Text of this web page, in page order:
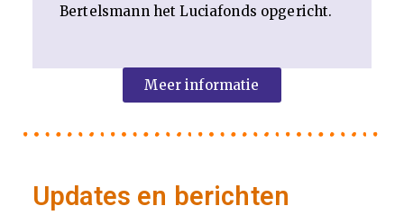
Bertelsmann het Luciafonds opgericht.
Meer informatie
Updates en berichten